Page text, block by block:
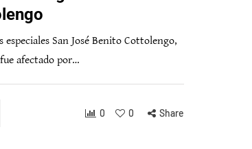
San José Benito Cottolengo,
afectado por…
0 0 Share